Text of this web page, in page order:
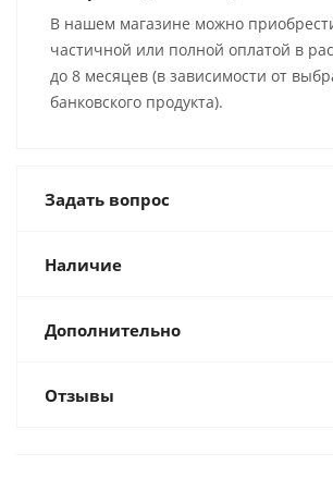
В нашем магазине можно
частичной или полной оплатой в
до 8 месяцев (в зависимости от
банковского продукта).
Задать вопрос
Наличие
Дополнительно
Отзывы